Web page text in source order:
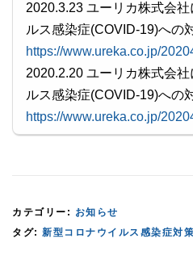
2020.3.23 ユーリカ株式会
ルス感染症(COVID-19)への
https://www.ureka.co.jp/
2020.2.20 ユーリカ株式会
ルス感染症(COVID-19)への
https://www.ureka.co.jp/
カテゴリー: お知らせ
タグ: 新型コロナウイルス感染症対策